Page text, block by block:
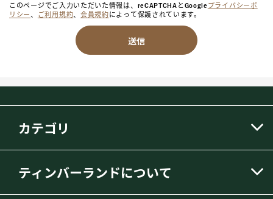
このページでご入力いただいた情報は、reCAPTCHAとGoogleプライバシーポ
リシー、 ご利用規約、 会員規約によって保護されています。
送信
カテゴリ
ティンバーランドについて